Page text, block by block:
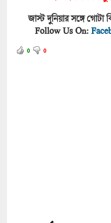
জাস্ট দুনিয়ার সঙ্গে গোটা
Follow Us On:
0 0